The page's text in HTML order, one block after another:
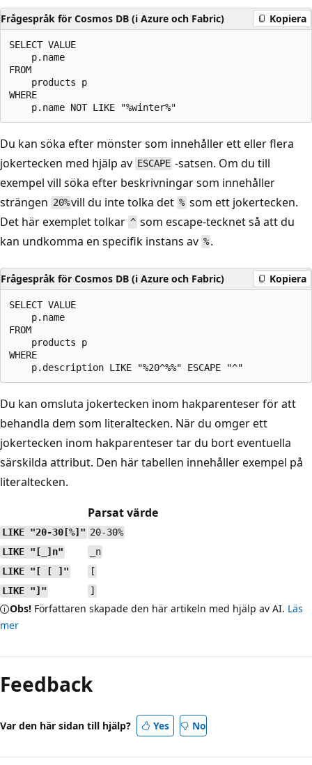
Frågespråk för Cosmos DB (i Azure och Fabric) Kopiera
SELECT VALUE
    p.name
FROM
    products p
WHERE
Du kan söka efter mönster som innehåller ett eller flera
jokertecken med hjälp av ESCAPE -satsen. Om du till
exempel vill söka efter beskrivningar som innehåller
strängen 20%vill du inte tolka det%som ett jokertecken.
Det här exemplet tolkar ^ som escape-tecknet så att du
kan undkomma en specifik instans av % .
Frågespråk för Cosmos DB (i Azure och Fabric) Kopiera
SELECT VALUE
    p.name
FROM
    products p
WHERE
Du kan omsluta jokertecken inom hakparenteser för att
behandla dem som literaltecken. När du omger ett
jokertecken inom hakparenteser tar du bort eventuella
särskilda attribut. Den här tabellen innehåller exempel på
literaltecken.
Parsat värde
LIKE "20-30[%]" 20-30%
LIKE "[_]n"
_n
LIKE "[ [ ]"
[
LIKE "]"
]
Obs! Författaren skapade den här artikeln med hjälp av AI. Läs
mer
Feedback
Var den här sidan till hjälp? Yes No